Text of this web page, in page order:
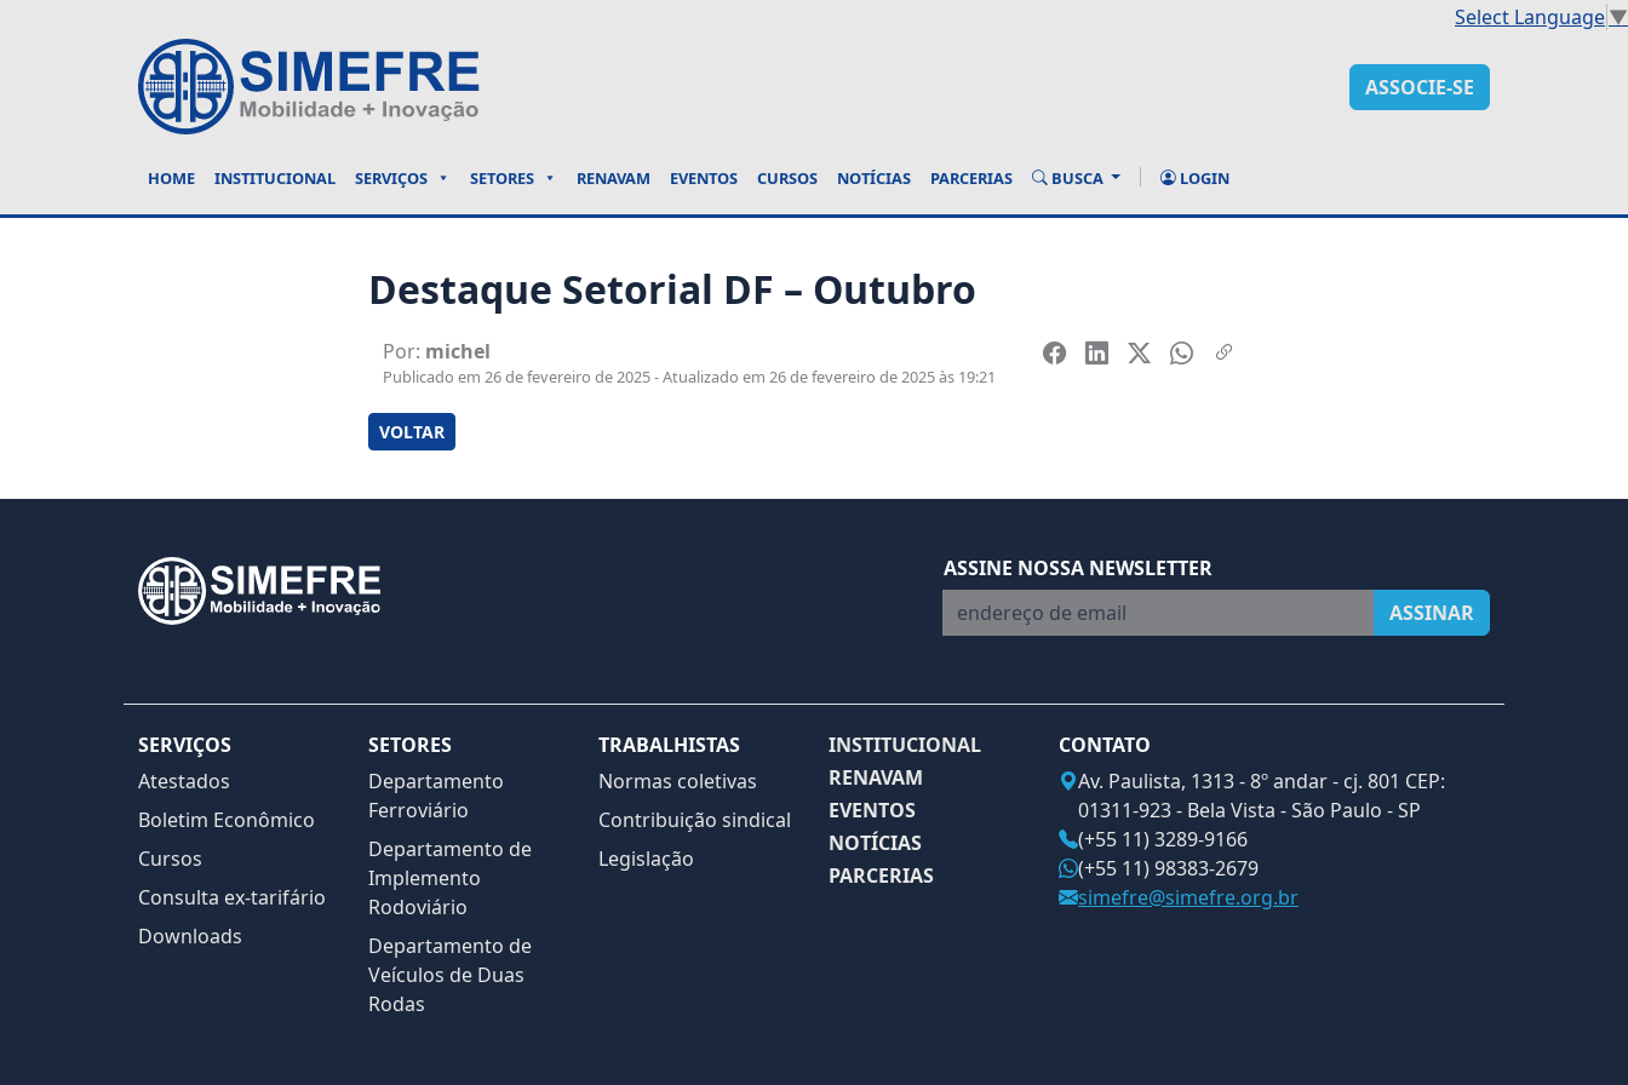
Select Language▼
ASSOCIE-SE
HOME INSTITUCIONAL SERVIÇOS SETORES RENAVAM EVENTOS CURSOS NOTÍCIAS PARCERIAS BUSCA LOGIN
Destaque Setorial DF – Outubro
Por: michel
Publicado em 26 de fevereiro de 2025 - Atualizado em 26 de fevereiro de 2025 às 19:21
VOLTAR
ASSINE NOSSA NEWSLETTER
endereço de email
ASSINAR
SERVIÇOS
Atestados
Boletim Econômico
Cursos
Consulta ex-tarifário
Downloads
SETORES
Departamento
Ferroviário
Departamento de
Implemento
Rodoviário
Departamento de
Veículos de Duas
Rodas
TRABALHISTAS
Normas coletivas
Contribuição sindical
Legislação
INSTITUCIONAL
RENAVAM
EVENTOS
NOTÍCIAS
PARCERIAS
CONTATO
Av. Paulista, 1313 - 8º andar - cj. 801 CEP:
01311-923 - Bela Vista - São Paulo - SP
(+55 11) 3289-9166
(+55 11) 98383-2679
simefre@simefre.org.br